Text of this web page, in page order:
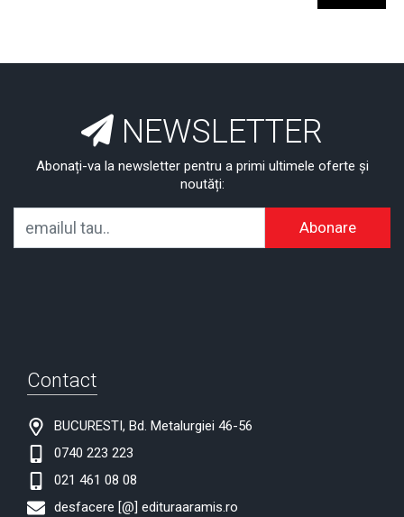
NEWSLETTER
Abonați-va la newsletter pentru a primi ultimele oferte și
noutăți:
Abonare
Contact
BUCURESTI, Bd. Metalurgiei 46-56
0740 223 223
021 461 08 08
desfacere [@] edituraaramis.ro